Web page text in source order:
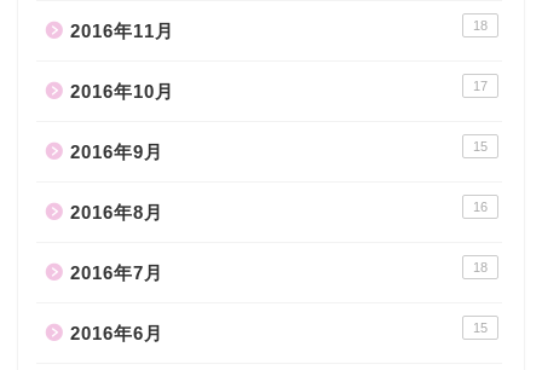
2016年11月 18
2016年10月 17
2016年9月 15
2016年8月 16
2016年7月 18
2016年6月 15